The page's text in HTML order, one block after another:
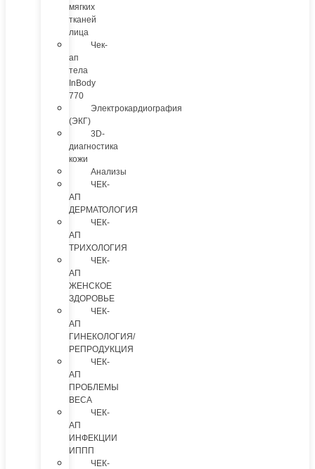
мягких
тканей
лица
Чек-
ап
тела
InBody
770
Электрокардиография
(ЭКГ)
3D-
диагностика
кожи
Анализы
ЧЕК-
АП
ДЕРМАТОЛОГИЯ
ЧЕК-
АП
ТРИХОЛОГИЯ
ЧЕК-
АП
ЖЕНСКОЕ
ЗДОРОВЬЕ
ЧЕК-
АП
ГИНЕКОЛОГИЯ/
РЕПРОДУКЦИЯ
ЧЕК-
АП
ПРОБЛЕМЫ
ВЕСА
ЧЕК-
АП
ИНФЕКЦИИ
ИППП
ЧЕК-